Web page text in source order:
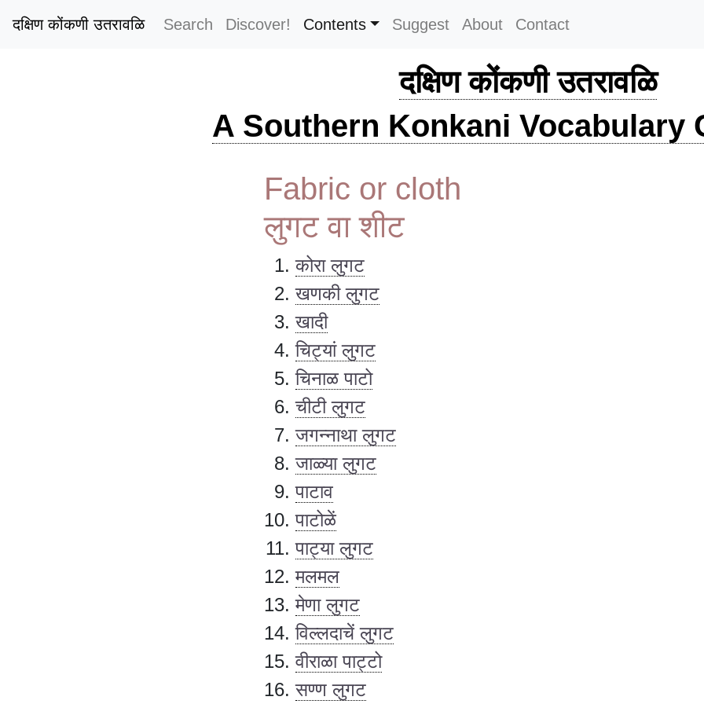
दक्षिण कोंकणी उतरावळि Search Discover! Contents Suggest About Contact
दक्षिण कोंकणी उतरावळि
A Southern Konkani Vocabulary
Fabric or cloth
लुगट वा शीट
कोरा लुगट
खणकी लुगट
खादी
चिट्यां लुगट
चिनाळ पाटो
चीटी लुगट
जगन्नाथा लुगट
जाळ्या लुगट
पाटाव
पाटोळें
पाट्या लुगट
मलमल
मेणा लुगट
विल्लदाचें लुगट
वीराळा पाट्टो
सण्ण लुगट